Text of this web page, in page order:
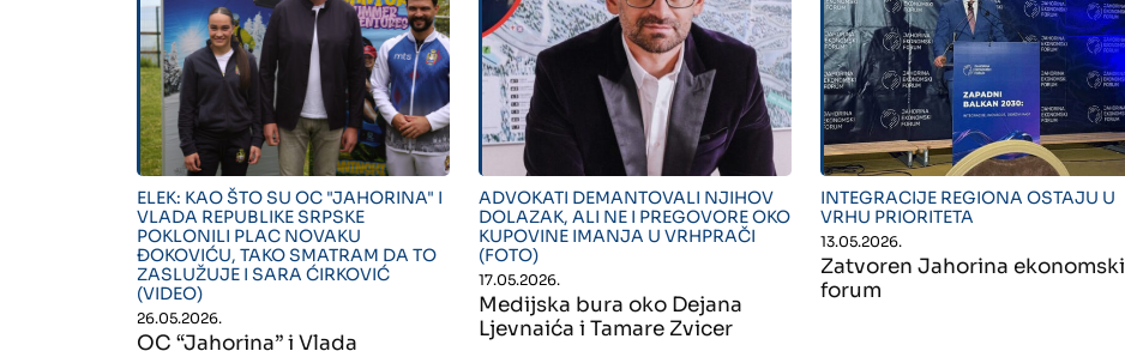
" alt="">
ELEK: KAO ŠTO SU OC "JAHORINA" I
VLADA REPUBLIKE SRPSKE
POKLONILI PLAC NOVAKU
ĐOKOVIĆU, TAKO SMATRAM DA TO
ZASLUŽUJE I SARA ĆIRKOVIĆ
(VIDEO)
26.05.2026.
OC “Jahorina” i Vlada
" alt="">
ADVOKATI DEMANTOVALI NJIHOV
DOLAZAK, ALI NE I PREGOVORE OKO
KUPOVINE IMANJA U VRHPRAČI
(FOTO)
17.05.2026.
Medijska bura oko Dejana
Ljevnaića i Tamare Zvicer
" alt="">
INTEGRACIJE REGIONA OSTAJU U
VRHU PRIORITETA
13.05.2026.
Zatvoren Jahorina ekonomski
forum